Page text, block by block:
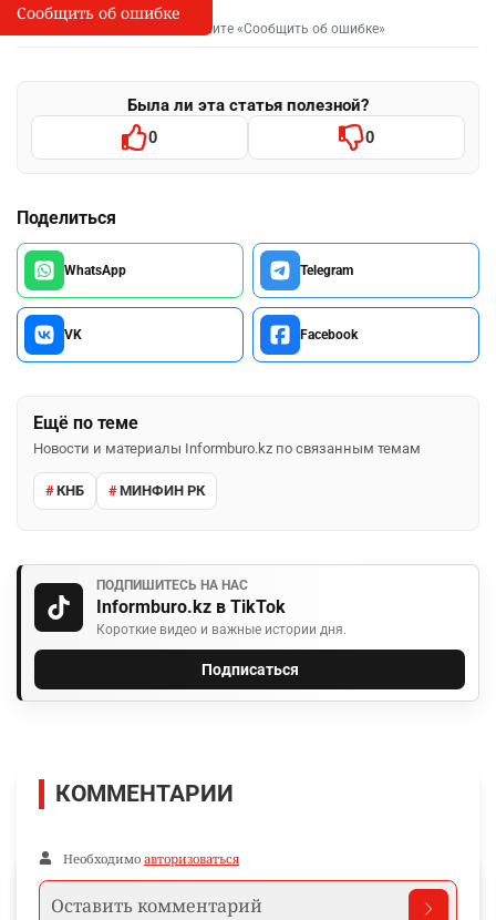
I
Сообщить об опечатке
Выделите фрагмент и нажмите «Сообщить об ошибке»
Была ли эта статья полезной?
0 0
Поделиться
WhatsApp Telegram
VK Facebook
Ещё по теме
Новости и материалы Informburo.kz по связанным темам
КНБ МИНФИН РК
ПОДПИШИТЕСЬ НА НАС
Informburo.kz в TikTok
Короткие видео и важные истории дня.
Подписаться
Сообщить об ошибке
КОММЕНТАРИИ
Необходимо авторизоваться